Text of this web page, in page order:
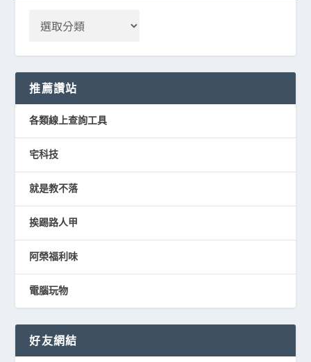
推薦讚站
各類線上查詢工具
宅科技
就是教不落
挨踢路人甲
阿榮福利味
電腦玩物
好友網結